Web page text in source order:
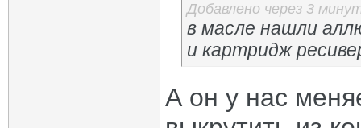
Добавлено через 3
в масле нашли
и картридж
А он у нас